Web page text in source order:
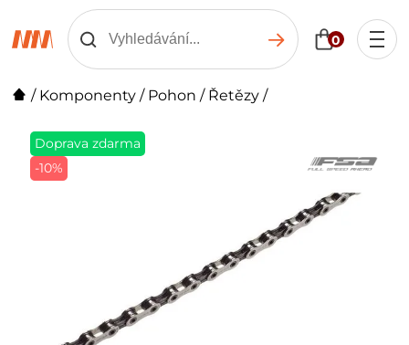
0
/ Komponenty / Pohon / Řetězy /
Doprava zdarma
-10%